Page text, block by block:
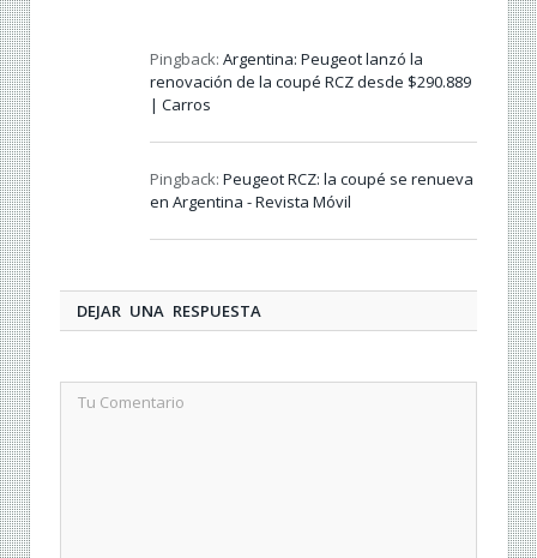
Pingback: Argentina: Peugeot lanzó la
renovación de la coupé RCZ desde $290.889
| Carros
Pingback: Peugeot RCZ: la coupé se renueva
en Argentina - Revista Móvil
DEJAR UNA RESPUESTA